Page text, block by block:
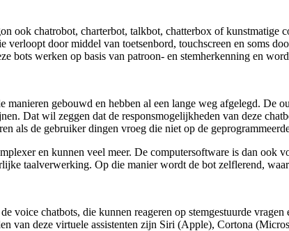
ook chatrobot, charterbot, talkbot, chatterbox of
verloopt door middel van toetsenbord, touchscreen en soms
bots werken op basis van patroon- en stemherkenning en
manieren gebouwd en hebben al een lange weg afgelegd. De
Dat wil zeggen dat de responsmogelijkheden van deze
als de gebruiker dingen vroeg die niet op de
en kunnen veel meer. De computersoftware is dan
taalverwerking. Op die manier wordt de bot zelflerend,
voice chatbots, die kunnen reageren op stemgestuurde
van deze virtuele assistenten zijn Siri (Apple), Cortona